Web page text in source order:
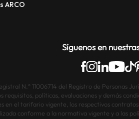
ARCO
Síguenos en
N.° 11006714 del Registro de Personas
políticas, evaluaciones y demás
en el tarifario vigente, los respectivos
conforme a la normativa vigente y a las